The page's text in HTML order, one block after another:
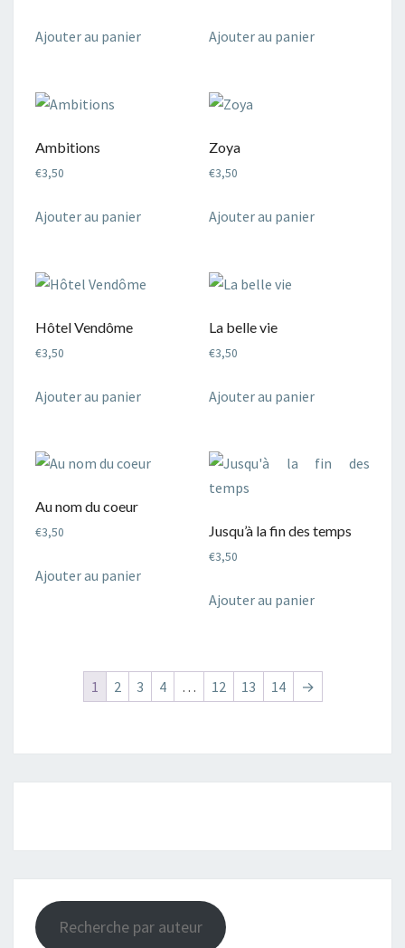
Ajouter au panier Ajouter au panier
Ambitions
€3,50
Ajouter au panier
Zoya
€3,50
Ajouter au panier
Hôtel Vendôme
€3,50
Ajouter au panier
La belle vie
€3,50
Ajouter au panier
Au nom du coeur
€3,50
Ajouter au panier
Jusqu’à la fin des temps
€3,50
Ajouter au panier
1 2 3 4 … 12 13 14 →
Recherche par auteur